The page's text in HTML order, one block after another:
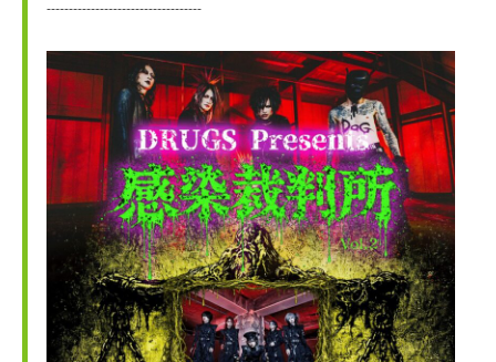
-----------------------------------